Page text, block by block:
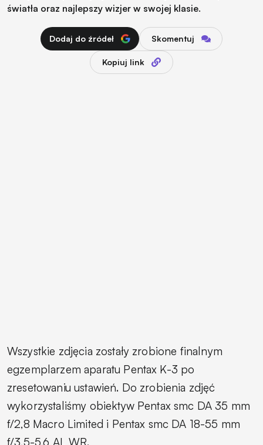
światła oraz najlepszy wizjer w swojej klasie.
Dodaj do źródeł Skomentuj
Kopiuj link
Wszystkie zdjęcia zostały zrobione finalnym
egzemplarzem aparatu Pentax K-3 po
zresetowaniu ustawień. Do zrobienia zdjęć
wykorzystaliśmy obiektyw Pentax smc DA 35 mm
f/2,8 Macro Limited i Pentax smc DA 18-55 mm
f/3,5-5,6 AL WR.